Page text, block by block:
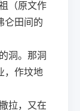
（原文作
仑田间的
洞。那洞
，作坟地
拉，又在